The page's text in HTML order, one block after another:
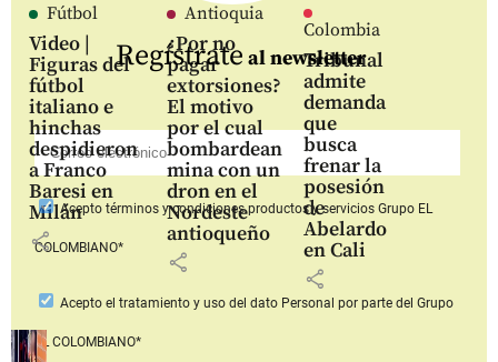
Fútbol
Video |
Figuras del
fútbol
italiano e
hinchas
despidieron
a Franco
Baresi en
Milán
share
Antioquia
¿Por no
pagar
extorsiones?
El motivo
por el cual
bombardean
mina con un
dron en el
Nordeste
antioqueño
share
Colombia
Tribunal
admite
demanda
que
busca
frenar la
posesión
de
Abelardo
en Cali
share
Regístrate al newsletter
Aceptotérminos y condiciones productos y serviciosGrupo EL
COLOMBIANO*
Acepto el tratamiento y uso del dato Personal por parte del Grupo
EL COLOMBIANO*